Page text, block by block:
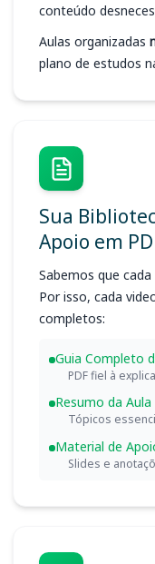
conteúdo
Aulas organizadas
plano de estudos
Sua
Apoio em
Sabemos que
Por isso, cada
completos:
Guia Completo
PDF fiel à
Resumo da Aula
Tópicos
Material de
Slides e